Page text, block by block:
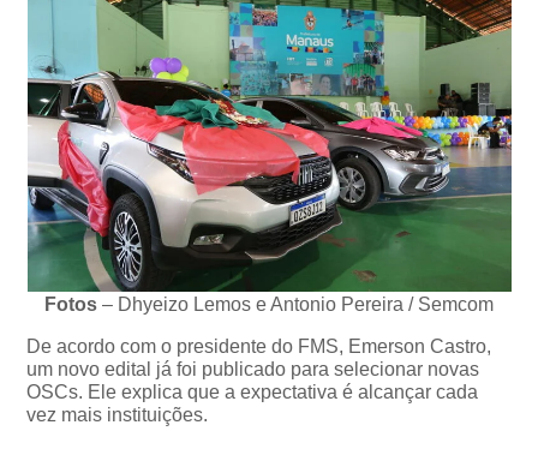
Fotos – Dhyeizo Lemos e Antonio Pereira / Semcom
De acordo com o presidente do FMS, Emerson Castro,
um novo edital já foi publicado para selecionar novas
OSCs. Ele explica que a expectativa é alcançar cada
vez mais instituições.